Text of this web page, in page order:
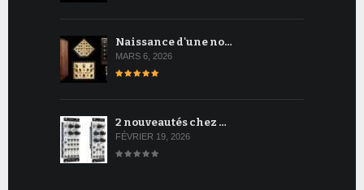
Naissance d'une no…
MARS 6, 2026
2 nouveautés chez …
FÉVRIER 19, 2026